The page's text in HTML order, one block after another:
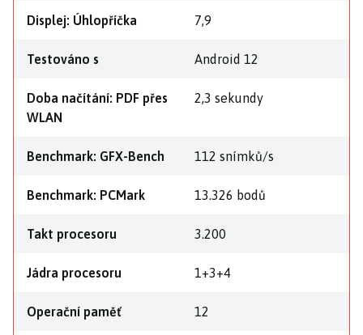
Displej: Úhlopříčka 7,9
Testováno s Android 12
Doba načítání: PDF přes
WLAN
2,3 sekundy
Benchmark: GFX-Bench 112 snímků/s
Benchmark: PCMark 13.326 bodů
Takt procesoru 3.200
Jádra procesoru 1+3+4
Operační paměť 12